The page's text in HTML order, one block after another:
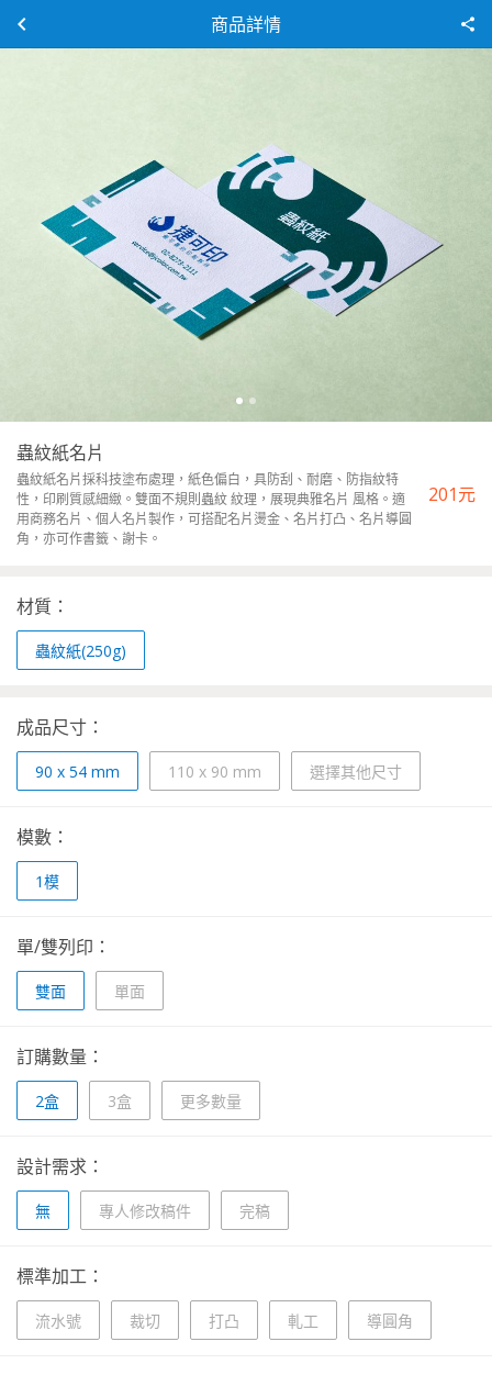
商品詳情
蟲紋紙名片
蟲紋紙名片採科技塗布處理，紙色偏白，具防刮、耐磨、防指紋特
性，印刷質感細緻。雙面不規則蟲紋 紋理，展現典雅名片 風格。適
用商務名片、個人名片製作，可搭配名片燙金、名片打凸、名片導圓
角，亦可作書籤、謝卡。
201元
材質：
蟲紋紙(250g)
成品尺寸：
90 x 54 mm 110 x 90 mm 選擇其他尺寸
模數：
1模
單/雙列印：
雙面 單面
訂購數量：
2盒 3盒 更多數量
設計需求：
無 專人修改稿件 完稿
標準加工：
流水號 裁切 打凸 軋工 導圓角